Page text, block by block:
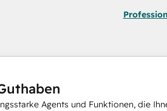
Agents und Funktionen, die